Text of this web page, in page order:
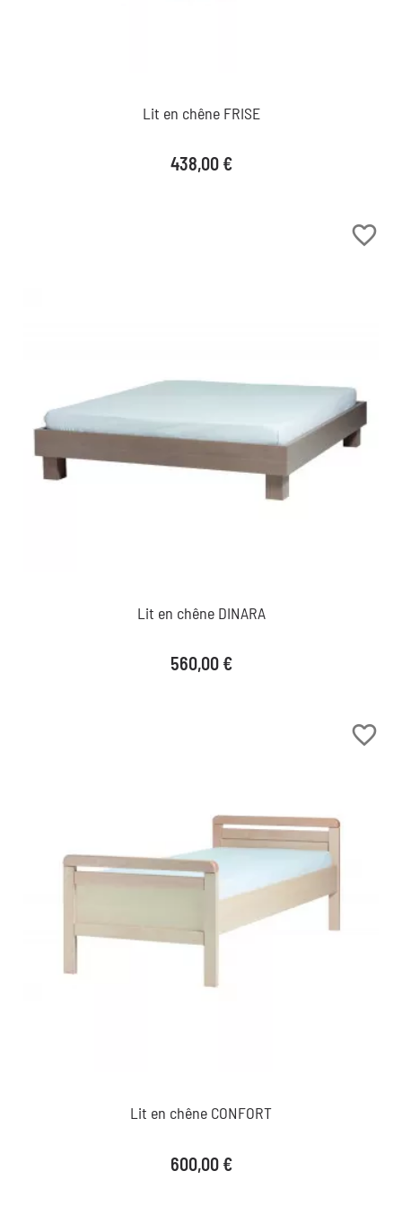
Lit en chêne FRISE
Prix
438,00 €
favorite_border
Lit en chêne DINARA
Prix
560,00 €
favorite_border
Lit en chêne CONFORT
Prix
600,00 €